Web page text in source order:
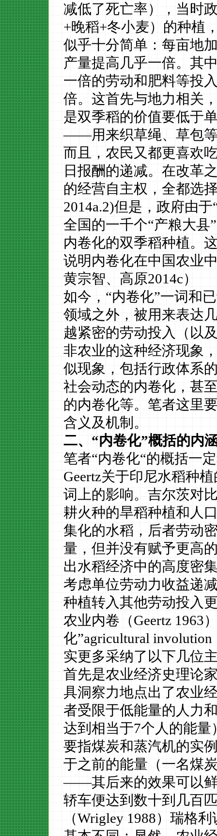
减低了死亡率），当时
+晚稻+冬小麦）的种植
似乎十分简单：每亩地
产量提高几乎一倍。其
一倍的劳动和肥料等投
倍。这首先与地力相关
是双季稻的价值要低于
——用来织草绳、草包
而且，农民又都更喜欢
日报酬的递减。在改革
的经营自主权，全都选
2014a.2)但是，政府由于
全国的一千个“产粮大县
内卷化的双季稻种植。
说明内卷化在中国农业
黄宗智、高原2014c）
如今，“内卷化”一词和
领域之外，被用来表达
越紧密的劳动投入（以
非农业的这种经济现象
似现象，包括行政体系
社会动态的内卷化，甚
的内卷化等。笔者这里
含义及机制。
二、“内卷化”概括的内
笔者“内卷化“的概括一
Geertz关于印尼水稻种
词上的影响。吉尔茨对
耕火种的旱稻种植和人
集化的水稻，后者劳动
量，但并没有赋予更高
出水稻经济中的高度密
考虑单位劳动力收益递
种植转入其他劳动投入
农业内卷（Geertz1963
化”agricultural involution
实更多采纳了以下几位
首先是农业经济史理论
具洞察力地点出了农业
者受限于低能量的人力
达到相当于7个人的能量
要指煤炭和蒸汽机的实
于之前的能量（一名煤
——其后来的效果可以
轿车便达到数十到几百
（Wrigley1988）瑞格利